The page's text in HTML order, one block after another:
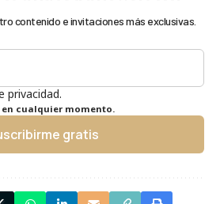
contenido e invitaciones más exclusivas.
privacidad.
cualquier momento.
gratis